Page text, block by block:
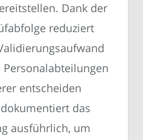
Dank der
reduziert
entscheiden
das
ausführlich, um